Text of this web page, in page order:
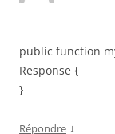
public function
Response {
}
Répondre ↓